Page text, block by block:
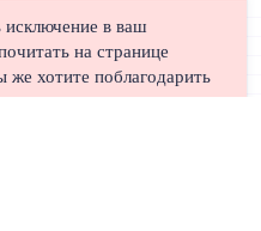
в ваш
на странице
же хотите поблагодарить